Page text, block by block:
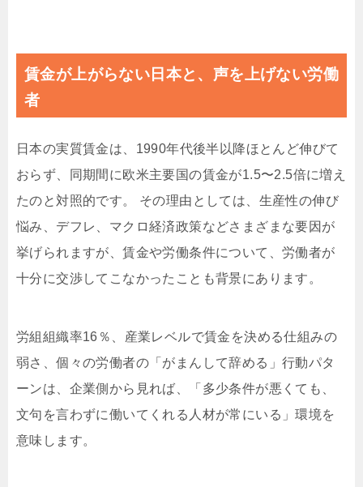
賃金が上がらない日本と、声を上げない労働
者
日本の実質賃金は、1990年代後半以降ほとんど伸びて
おらず、同期間に欧米主要国の賃金が1.5〜2.5倍に増え
たのと対照的です。 その理由としては、生産性の伸び
悩み、デフレ、マクロ経済政策などさまざまな要因が
挙げられますが、賃金や労働条件について、労働者が
十分に交渉してこなかったことも背景にあります。
労組組織率16％、産業レベルで賃金を決める仕組みの
弱さ、個々の労働者の「がまんして辞める」行動パタ
ーンは、企業側から見れば、「多少条件が悪くても、
文句を言わずに働いてくれる人材が常にいる」環境を
意味します。